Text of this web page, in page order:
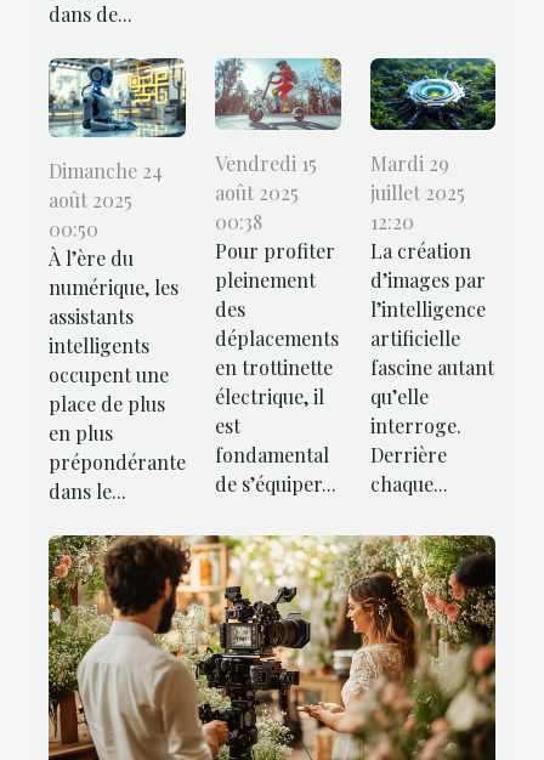
dans de...
Dimanche 24
août 2025
00:50
À l’ère du
numérique, les
assistants
intelligents
occupent une
place de plus
en plus
prépondérante
dans le...
Vendredi 15
août 2025
00:38
Pour profiter
pleinement
des
déplacements
en trottinette
électrique, il
est
fondamental
de s’équiper...
Mardi 29
juillet 2025
12:20
La création
d’images par
l’intelligence
artificielle
fascine autant
qu’elle
interroge.
Derrière
chaque...